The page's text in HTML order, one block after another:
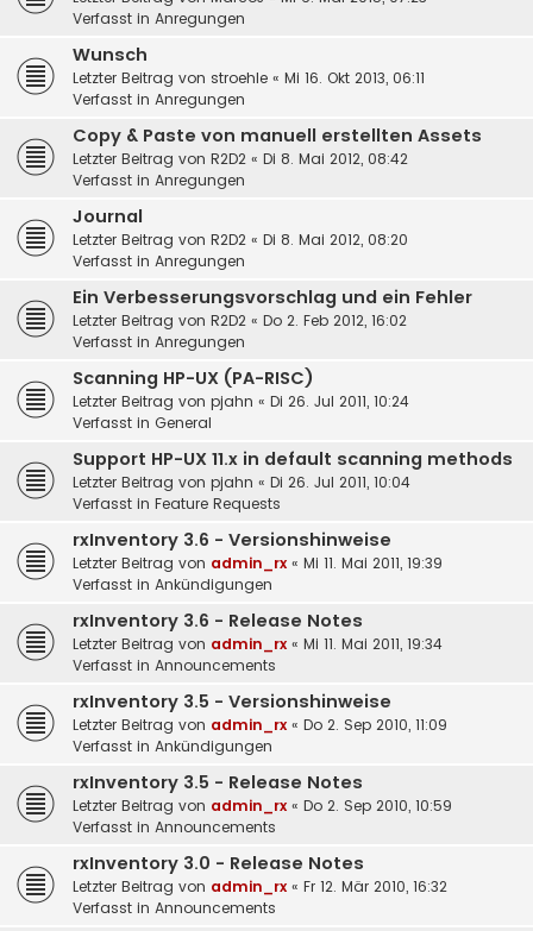
Verfasst in Anregungen
Wunsch
Letzter Beitrag von stroehle « Mi 16. Okt 2013, 06:11
Verfasst in Anregungen
Copy & Paste von manuell erstellten Assets
Letzter Beitrag von R2D2 « Di 8. Mai 2012, 08:42
Verfasst in Anregungen
Journal
Letzter Beitrag von R2D2 « Di 8. Mai 2012, 08:20
Verfasst in Anregungen
Ein Verbesserungsvorschlag und ein Fehler
Letzter Beitrag von R2D2 « Do 2. Feb 2012, 16:02
Verfasst in Anregungen
Scanning HP-UX (PA-RISC)
Letzter Beitrag von pjahn « Di 26. Jul 2011, 10:24
Verfasst in General
Support HP-UX 11.x in default scanning methods
Letzter Beitrag von pjahn « Di 26. Jul 2011, 10:04
Verfasst in Feature Requests
rxInventory 3.6 - Versionshinweise
Letzter Beitrag von admin_rx « Mi 11. Mai 2011, 19:39
Verfasst in Ankündigungen
rxInventory 3.6 - Release Notes
Letzter Beitrag von admin_rx « Mi 11. Mai 2011, 19:34
Verfasst in Announcements
rxInventory 3.5 - Versionshinweise
Letzter Beitrag von admin_rx « Do 2. Sep 2010, 11:09
Verfasst in Ankündigungen
rxInventory 3.5 - Release Notes
Letzter Beitrag von admin_rx « Do 2. Sep 2010, 10:59
Verfasst in Announcements
rxInventory 3.0 - Release Notes
Letzter Beitrag von admin_rx « Fr 12. Mär 2010, 16:32
Verfasst in Announcements